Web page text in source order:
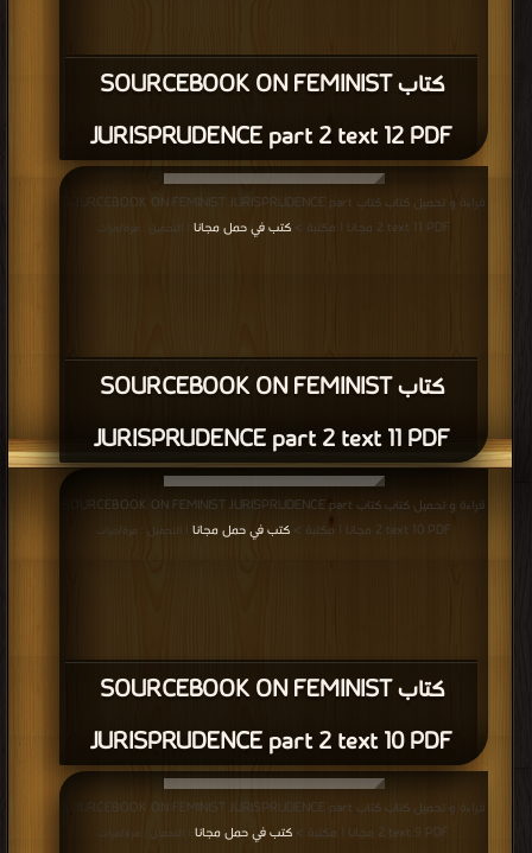
كتاب SOURCEBOOK ON FEMINIST
JURISPRUDENCE part 2 text 12 PDF
كتاب SOURCEBOOK ON FEMINIST
JURISPRUDENCE part 2 text 11 PDF
قراءة و تحميل كتاب كتاب SOURCEBOOK ON FEMINIST JURISPRUDENCE part
2 text 11 PDF مجانا | مكتبة >
كتب في حمل مجانا | التحميل : مرة/مرات
كتاب SOURCEBOOK ON FEMINIST
JURISPRUDENCE part 2 text 10 PDF
قراءة و تحميل كتاب كتاب SOURCEBOOK ON FEMINIST JURISPRUDENCE part
2 text 10 PDF مجانا | مكتبة >
كتب في حمل مجانا | التحميل : مرة/مرات
قراءة و تحميل كتاب كتاب SOURCEBOOK ON FEMINIST JURISPRUDENCE part
2 text 9 PDF مجانا | مكتبة >
كتب في حمل مجانا | التحميل : مرة/مرات